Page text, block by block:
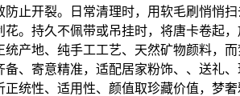
止开裂。日常清理时，用软毛刷悄悄
。持久不佩带或吊挂时，将唐卡卷起
产地、纯手工工艺、天然矿物颜料，
、寄意精准，适配居家粉饰、、送礼
统性、适用性、颜值取珍藏价值，梦